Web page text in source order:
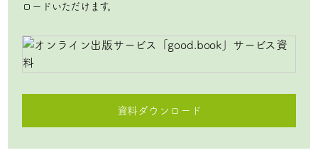
ロードいただけます。
資料ダウンロード